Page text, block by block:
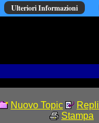
Nuovo Topic
Stampa
Ulteriori Informazioni